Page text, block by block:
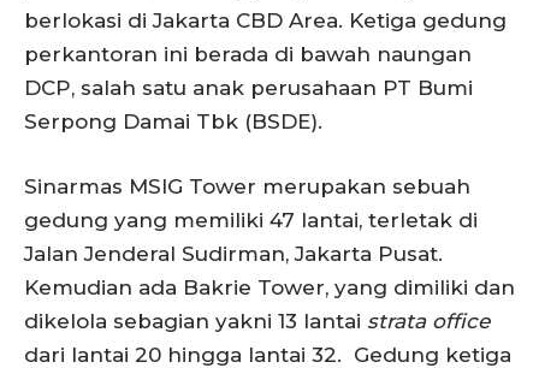
berlokasi di Jakarta CBD Area. Ketiga gedung
perkantoran ini berada di bawah naungan
DCP, salah satu anak perusahaan PT Bumi
Serpong Damai Tbk (BSDE).
Sinarmas MSIG Tower merupakan sebuah
gedung yang memiliki 47 lantai, terletak di
Jalan Jenderal Sudirman, Jakarta Pusat.
Kemudian ada Bakrie Tower, yang dimiliki dan
dikelola sebagian yakni 13 lantai strata office
dari lantai 20 hingga lantai 32. Gedung ketiga